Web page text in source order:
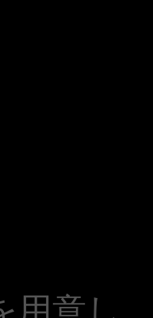
用意し